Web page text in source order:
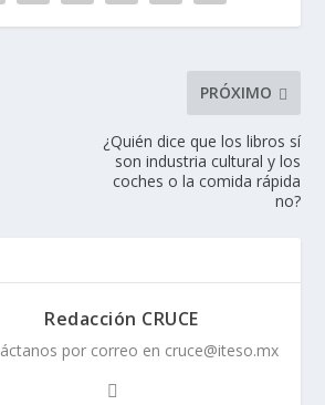
PRÓXIMO
¿Quién dice que los libros sí
son industria cultural y los
coches o la comida rápida
no?
Redacción CRUCE
por correo en cruce@iteso.mx